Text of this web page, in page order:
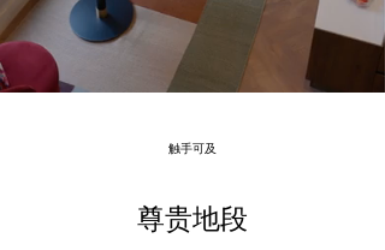
触手可及
尊贵地段